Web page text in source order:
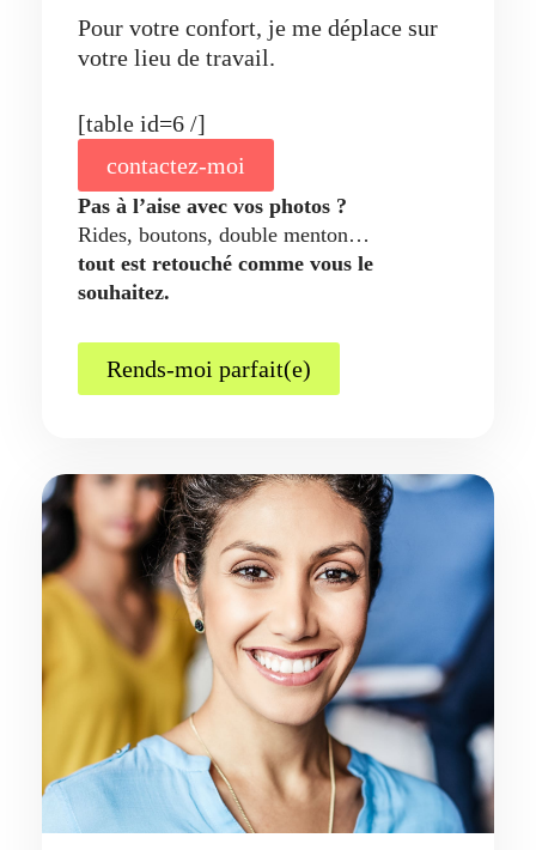
Pour votre confort, je me déplace sur
votre lieu de travail.
[table id=6 /]
contactez-moi
Pas à l’aise avec vos photos ?
Rides, boutons, double menton…
tout est retouché comme vous le
souhaitez.
Rends-moi parfait(e)